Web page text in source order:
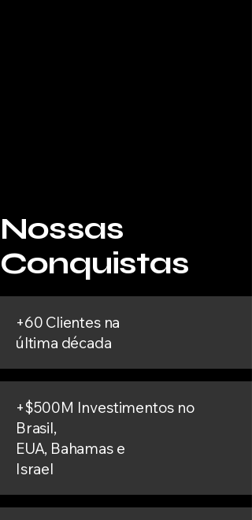
Nossas
Conquistas
+60 Clientes na
última década
+$500M Investimentos no
Brasil,
EUA, Bahamas e
Israel